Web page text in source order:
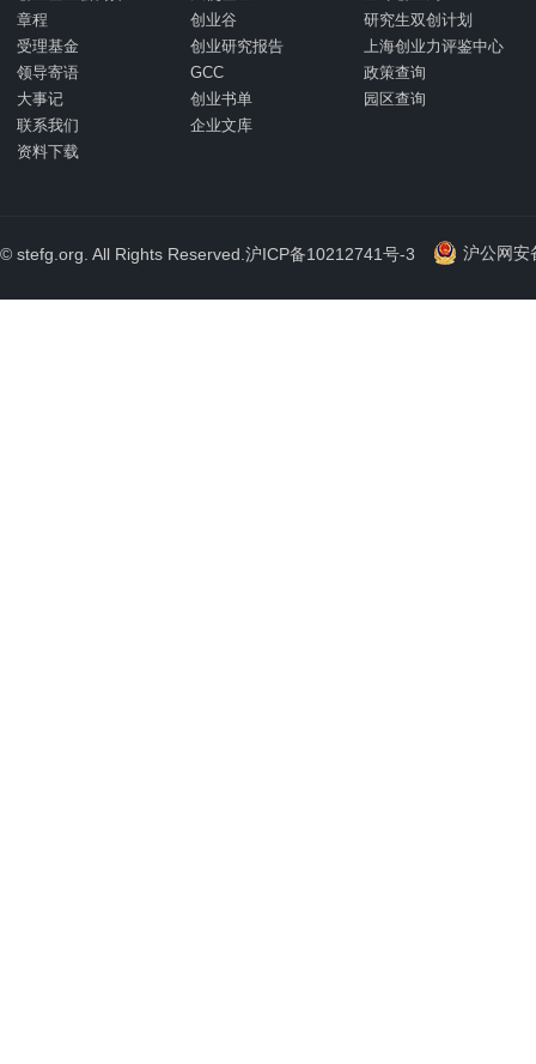
章程
受理基金
领导寄语
大事记
联系我们
资料下载
创业谷
研究生双创计划
创业研究报告
上海创业力评鉴中心
GCC
政策查询
创业书单
园区查询
企业文库
© stefg.org. All Rights Reserved. 沪ICP备10212741号-3 沪公网安